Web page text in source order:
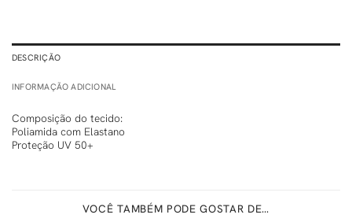
DESCRIÇÃO
INFORMAÇÃO ADICIONAL
Composição do tecido:
Poliamida com Elastano
Proteção UV 50+
VOCÊ TAMBÉM PODE GOSTAR DE…